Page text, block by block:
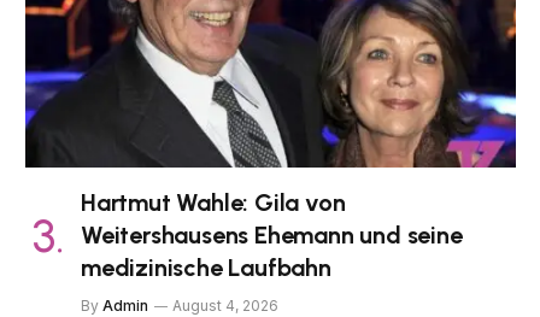
Hartmut Wahle: Gila von
Weitershausens Ehemann und seine
medizinische Laufbahn
By Admin August 4, 2026